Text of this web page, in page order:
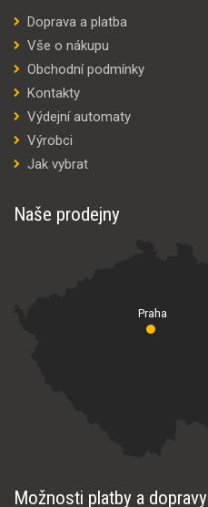
Doprava a platba
Vše o nákupu
Obchodní podmínky
Kontakty
Výdejní automaty
Výrobci
Jak vybrat
Naše prodejny
Praha
Možnosti platby a dopravy